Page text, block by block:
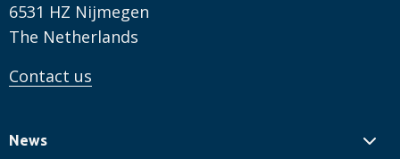
6531 HZ Nijmegen
The Netherlands
Contact us
News